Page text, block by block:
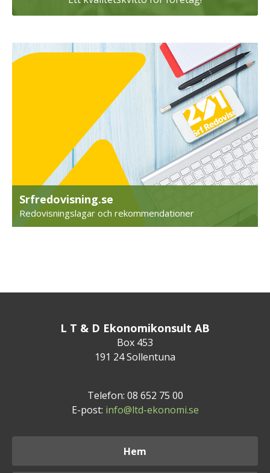
Srfredovisning.se
Redovisningslagar och rekommendationer
L T & D Ekonomikonsult AB
Box 453
191 24 Sollentuna
Telefon: 08 652 75 00
E-post: info@ltd-ekonomi.se
Hem